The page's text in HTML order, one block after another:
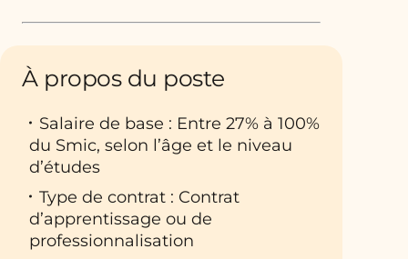
À propos du poste
Salaire de base : Entre 27% à 100%
du Smic, selon l’âge et le niveau
d’études
Type de contrat : Contrat
d’apprentissage ou de
professionnalisation